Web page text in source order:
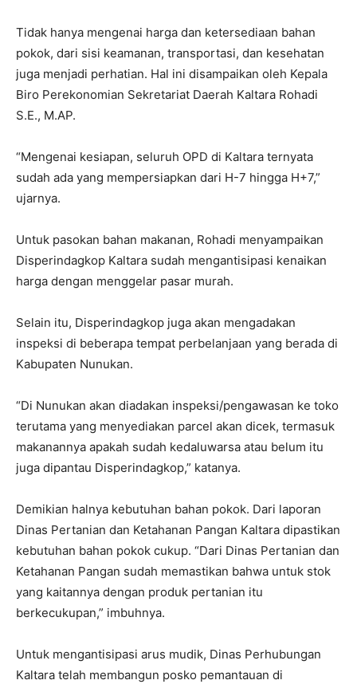
Tidak hanya mengenai harga dan ketersediaan bahan
pokok, dari sisi keamanan, transportasi, dan kesehatan
juga menjadi perhatian. Hal ini disampaikan oleh Kepala
Biro Perekonomian Sekretariat Daerah Kaltara Rohadi
S.E., M.AP.
“Mengenai kesiapan, seluruh OPD di Kaltara ternyata
sudah ada yang mempersiapkan dari H-7 hingga H+7,”
ujarnya.
Untuk pasokan bahan makanan, Rohadi menyampaikan
Disperindagkop Kaltara sudah mengantisipasi kenaikan
harga dengan menggelar pasar murah.
Selain itu, Disperindagkop juga akan mengadakan
inspeksi di beberapa tempat perbelanjaan yang berada di
Kabupaten Nunukan.
“Di Nunukan akan diadakan inspeksi/pengawasan ke toko
terutama yang menyediakan parcel akan dicek, termasuk
makanannya apakah sudah kedaluwarsa atau belum itu
juga dipantau Disperindagkop,” katanya.
Demikian halnya kebutuhan bahan pokok. Dari laporan
Dinas Pertanian dan Ketahanan Pangan Kaltara dipastikan
kebutuhan bahan pokok cukup. “Dari Dinas Pertanian dan
Ketahanan Pangan sudah memastikan bahwa untuk stok
yang kaitannya dengan produk pertanian itu
berkecukupan,” imbuhnya.
Untuk mengantisipasi arus mudik, Dinas Perhubungan
Kaltara telah membangun posko pemantauan di